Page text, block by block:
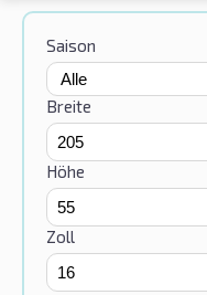
Saison
Breite
Höhe
Zoll